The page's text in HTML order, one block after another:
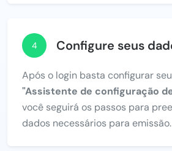
4 Configure seus
Após o login basta configurar
"Assistente de configuração
você seguirá os passos para
dados necessários para emissão.